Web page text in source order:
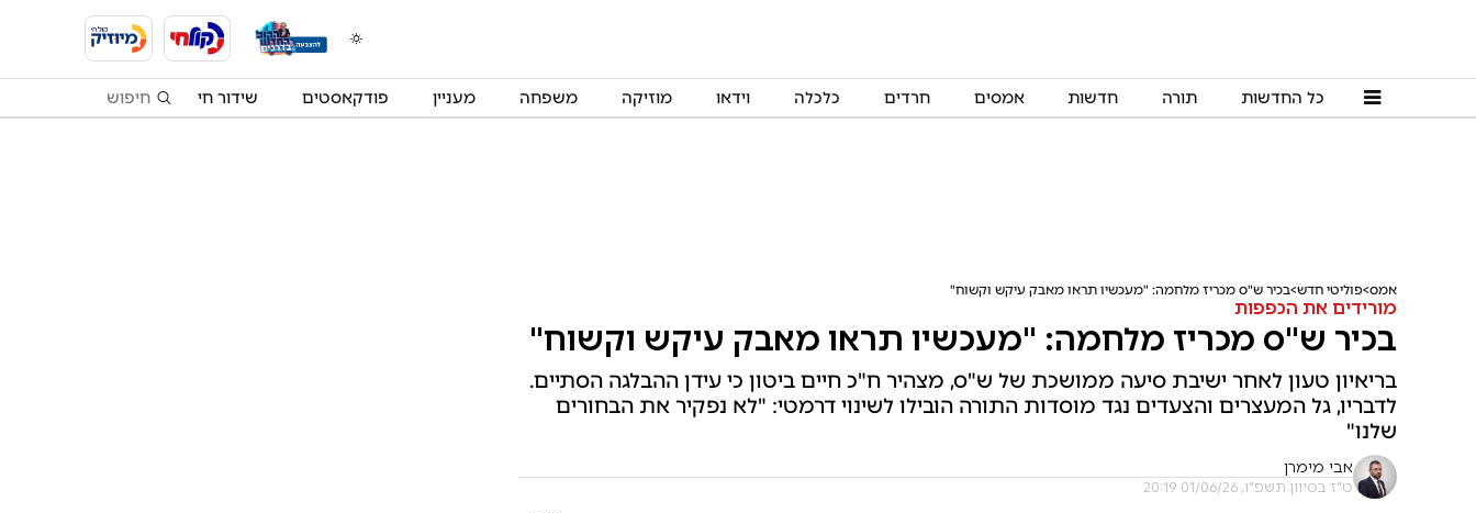
כל החדשות תורה חדשות אמסים חרדים כלכלה וידאו מוזיקה משפחה מעניין פודקאסטים שידור חי
אמס פוליטי חדש בכיר ש"ס מכריז מלחמה: "מעכשיו תראו מאבק עיקש וקשוח"
מורידים את הכפפות
בכיר ש"ס מכריז מלחמה: "מעכשיו תראו מאבק עיקש וקשוח"
בריאיון טעון לאחר ישיבת סיעה ממושכת של ש"ס, מצהיר ח"כ חיים ביטון כי עידן ההבלגה הסתיים.
לדבריו, גל המעצרים והצעדים נגד מוסדות התורה הובילו לשינוי דרמטי: "לא נפקיר את הבחורים
שלנו"
אבי מימרן
ט"ז בסיוון תשפ"ו, 01/06/26 20:19